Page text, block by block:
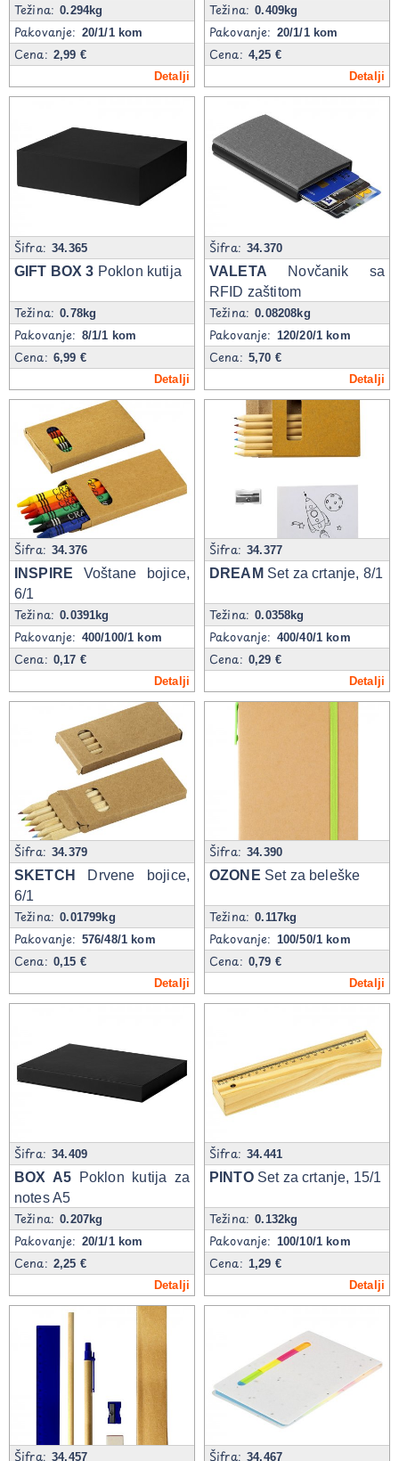
Težina:0.294kg
Pakovanje: 20/1/1 kom
Cena: 2,99 €
Detalji
Težina:0.409kg
Pakovanje: 20/1/1 kom
Cena: 4,25 €
Detalji
Šifra:34.365
GIFT BOX 3 Poklon kutija
Težina:0.78kg
Pakovanje: 8/1/1 kom
Cena: 6,99 €
Detalji
Šifra:34.370
VALETA Novčanik sa
RFID zaštitom
Težina:0.08208kg
Pakovanje: 120/20/1 kom
Cena: 5,70 €
Detalji
Šifra:34.376
INSPIRE Voštane bojice,
6/1
Težina:0.0391kg
Pakovanje: 400/100/1 kom
Cena: 0,17 €
Detalji
Šifra:34.377
DREAM Set za crtanje, 8/1
Težina:0.0358kg
Pakovanje: 400/40/1 kom
Cena: 0,29 €
Detalji
Šifra:34.379
SKETCH
Drvene bojice,
6/1
Težina:0.01799kg
Pakovanje: 576/48/1 kom
Cena: 0,15 €
Detalji
Šifra:34.390
OZONE Set za beleške
Težina:0.117kg
Pakovanje: 100/50/1 kom
Cena: 0,79 €
Detalji
Šifra:34.409
BOX A5 Poklon kutija za
notes A5
Težina:0.207kg
Pakovanje: 20/1/1 kom
Cena: 2,25 €
Detalji
Šifra:34.441
PINTOSet za crtanje, 15/1
Težina:0.132kg
Pakovanje: 100/10/1 kom
Cena: 1,29 €
Detalji
Šifra:34.457 Šifra:34.467